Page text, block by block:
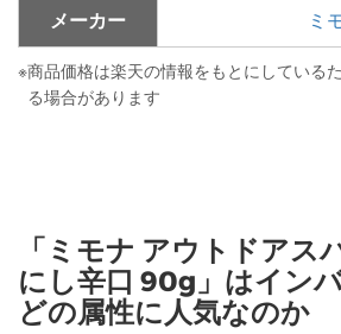
メーカー
ミ
※商品価格は楽天の情報をもとにしている
る場合があります
「ミモナ アウトドアス
にし辛口 90g」はイン
どの属性に人気なのか